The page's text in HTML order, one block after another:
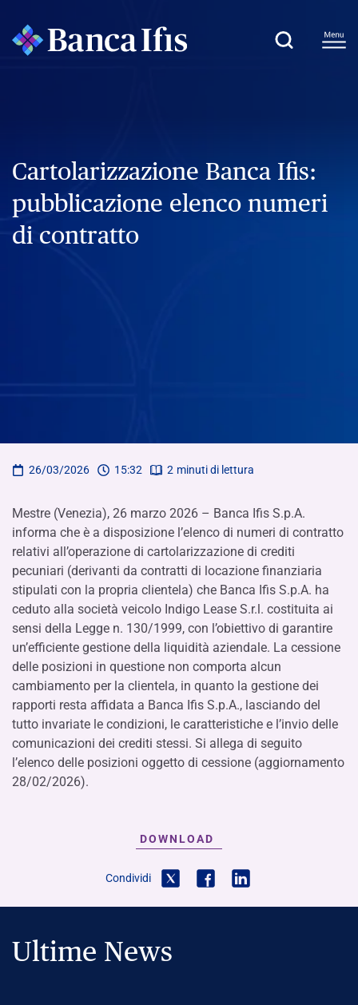
Cartolarizzazione Banca Ifis:
pubblicazione elenco numeri
di contratto
26/03/2026 15:32 2 minuti di lettura
Mestre (Venezia), 26 marzo 2026 – Banca Ifis S.p.A.
informa che è a disposizione l’elenco di numeri di contratto
relativi all’operazione di cartolarizzazione di crediti
pecuniari (derivanti da contratti di locazione finanziaria
stipulati con la propria clientela) che Banca Ifis S.p.A. ha
ceduto alla società veicolo Indigo Lease S.r.l. costituita ai
sensi della Legge n. 130/1999, con l’obiettivo di garantire
un’efficiente gestione della liquidità aziendale. La cessione
delle posizioni in questione non comporta alcun
cambiamento per la clientela, in quanto la gestione dei
rapporti resta affidata a Banca Ifis S.p.A., lasciando del
tutto invariate le condizioni, le caratteristiche e l’invio delle
comunicazioni dei crediti stessi. Si allega di seguito
l’elenco delle posizioni oggetto di cessione (aggiornamento
28/02/2026).
DOWNLOAD
Condividi
Ultime News